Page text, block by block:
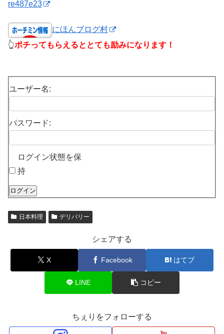
re487e23
にほんブログ村
👆ポチってもらえるととても励みになります！
ユーザー名:
パスワード:
ログイン状態を保
持
ログイン
日本料理 デリバリー
シェアする
X Facebook はてブ
LINE コピー
ちぇりをフォローする